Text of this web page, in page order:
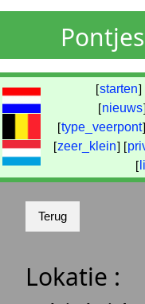
[starten]
[nieuws
[type_veerpont
[zeer_klein] [
[
Lokatie :